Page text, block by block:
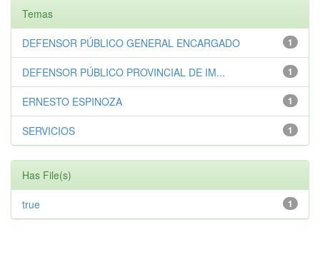
Temas
1
DEFENSOR PÚBLICO GENERAL ENCARGADO
1
DEFENSOR PÚBLICO PROVINCIAL DE IM...
1
ERNESTO ESPINOZA
1
SERVICIOS
Has File(s)
1
true